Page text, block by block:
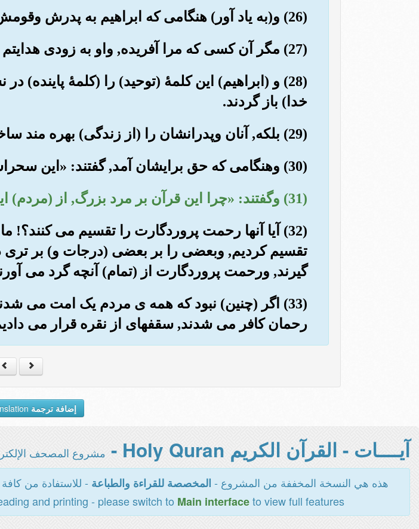
(26) و(به یاد آور) هنگامی که ابراهیم به پدرش وقومش گفت: «بی گمان من از آنچه می پرستید, بیزارم,
(27) مگر آن کسی که مرا آفریده, واو به زودی هدایتم خواهد کرد».
(28) و (ابراهیم) این کلمۀ (توحید) را (کلمۀ
خدا) باز گردند.
(29) بلکه, آنان وپدرانشان را (از زندگی) بهره مند ساختیم, تا حق وفرستادۀ آشکار برای شان آمد.
(30) وهنگامی که حق برایشان آمد, گفتند: «این سحراست, وما (نسبت) به آن کافریم».
(31) وگفتند: «چرا این قرآن بر مرد بزرگ, از (مردم) این دو شهر (مکه وطایف) نازل نشده است؟!».
(32) آیا آنها رحمت پروردگارت را تقسیم می
تقسیم کردیم, وبعضی را بر بعضی (درجات و) بر تری
گیرند, ورحمت پروردگارت از (تمام) آنچه گرد می
(33) اگر (چنین) نبود که همه ی مردم یک امت می
رحمان کافر می شدند, سقفهای از نقره قرار می دادیم,
إضافة ترجمة
آيــــات - القرآن الكريم Holy Quran - مشروع المصحف
هذه هي النسخة المخففة من المشروع - المخصصة للقراءة والطباعة - للاستفادة من
and printing - please switch to Main interfaceto view full features